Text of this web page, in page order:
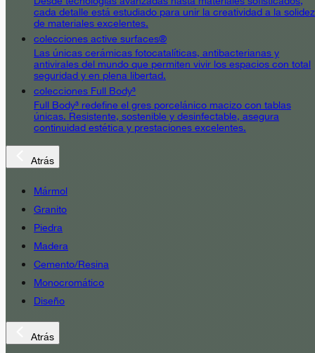
cada detalle está estudiado para unir la creatividad a la solidez
de materiales excelentes.
colecciones active surfaces®
Las únicas cerámicas fotocatalíticas, antibacterianas y
antivirales del mundo que permiten vivir los espacios con total
seguridad y en plena libertad.
colecciones Full Body³
Full Body³ redefine el gres porcelánico macizo con tablas
únicas. Resistente, sostenible y desinfectable, asegura
continuidad estética y prestaciones excelentes.
Atrás
Mármol
Granito
Piedra
Madera
Cemento/Resina
Monocromático
Diseño
Atrás